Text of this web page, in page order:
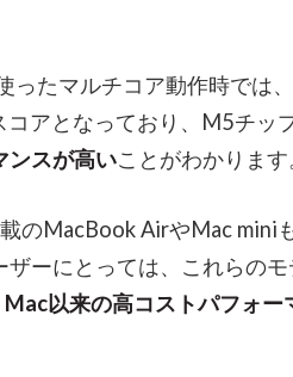
ったマルチコア動作時で
アとなっており、M5チッ
ンスが高いことがわかります
のMacBook AirやMac mini
ザーにとっては、これらの
以来の高コストパフォー